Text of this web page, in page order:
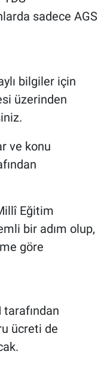
sadece AGS
bilgiler için
üzerinden
ve konu
Eğitim
bir adım olup,
göre
tarafından
ücreti de